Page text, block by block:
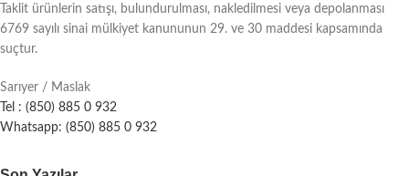
Taklit ürünlerin satışı, bulundurulması, nakledilmesi veya depolanması
6769 sayılı sinai mülkiyet kanununun 29. ve 30 maddesi kapsamında
suçtur.
Sarıyer / Maslak
Tel : (850) 885 0 932
Whatsapp: (850) 885 0 932